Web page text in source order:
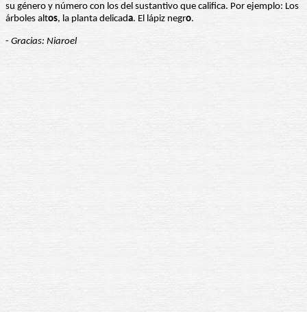
su género y número con los del sustantivo que califica. Por ejemplo: Los
árboles altos, la planta delicada. El lápiz negro.
- Gracias: Niaroel